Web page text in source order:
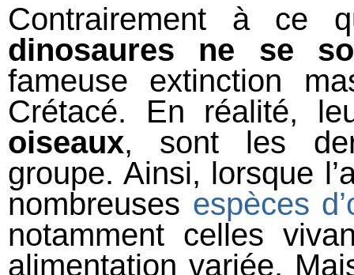
Contrairement à ce
dinosaures ne se
fameuse extinction
Crétacé. En réalité,
oiseaux, sont les
groupe. Ainsi, lorsque
nombreuses espèces
notamment celles
alimentation variée.